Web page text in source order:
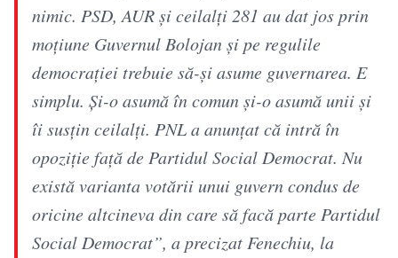
nimic. PSD, AUR şi ceilalţi 281 au dat jos prin
moţiune Guvernul Bolojan şi pe regulile
democraţiei trebuie să-şi asume guvernarea. E
simplu. Şi-o asumă în comun şi-o asumă unii şi
îi susţin ceilalţi. PNL a anunţat că intră în
opoziţie faţă de Partidul Social Democrat. Nu
există varianta votării unui guvern condus de
oricine altcineva din care să facă parte Partidul
Social Democrat”, a precizat Fenechiu, la